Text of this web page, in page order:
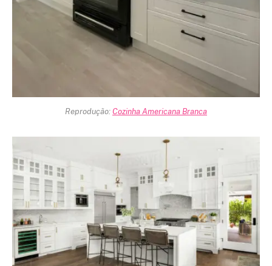
Reprodução: Cozinha Americana Branca